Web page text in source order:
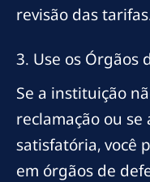
revisão das
3. Use os Órgãos
Se a instituição
reclamação ou
satisfatória, você
em órgãos de